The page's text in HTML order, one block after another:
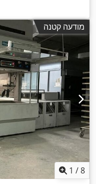
מודעה קטנה
1 /8